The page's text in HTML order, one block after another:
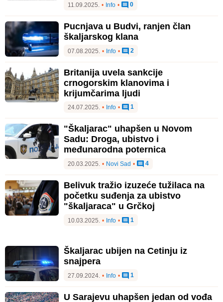
11.09.2025. • Info • 0
Pucnjava u Budvi, ranjen član
škaljarskog klana
07.08.2025. • Info • 2
Britanija uvela sankcije
crnogorskim klanovima i
krijumčarima ljudi
24.07.2025. • Info • 1
"Škaljarac" uhapšen u Novom
Sadu: Droga, ubistvo i
međunarodna poternica
20.03.2025. • Novi Sad • 4
Belivuk tražio izuzeće tužilaca na
početku suđenja za ubistvo
"škaljaraca" u Grčkoj
10.03.2025. • Info • 1
Škaljarac ubijen na Cetinju iz
snajpera
27.09.2024. • Info • 1
U Sarajevu uhapšen jedan od vođa